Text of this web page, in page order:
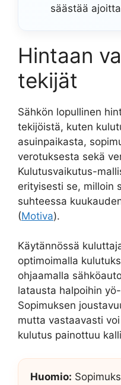
säästää
Hintaan
tekijät
Sähkön lopullinen
tekijöistä, kuten
asuinpaikasta,
verotuksesta sekä
Kulutusvaikutus-
erityisesti se, milloin
suhteessa
(Motiva).
Käytännössä
optimoimalla
ohjaamalla
latausta halpoihin
Sopimuksen
mutta vastaavasti
kulutus painottuu
Huomio: